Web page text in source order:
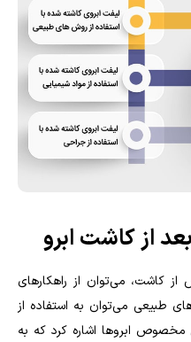
از کاشت ابرو
از کاشت، می‌توان از راهکارهای
طبیعی می‌توان به استفاده از
ابروها اشاره کرد که به